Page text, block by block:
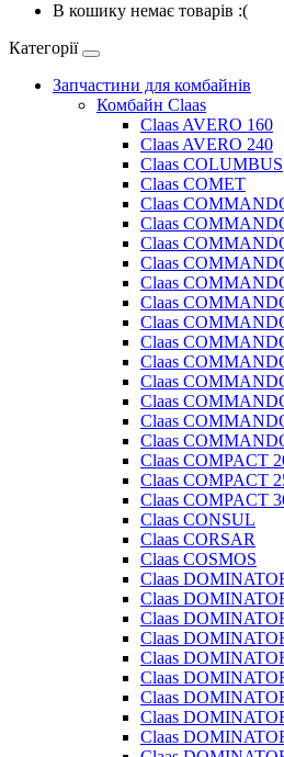
В кошику немає товарів :(
Категорії
Запчастини для комбайнів
Комбайн Claas
Claas AVERO 160
Claas AVERO 240
Claas COLUMBUS
Claas COMET
Claas
Claas
Claas
Claas
Claas
Claas
Claas
Claas
Claas
Claas
Claas
Claas
Claas
Claas COMPACT
Claas COMPACT
Claas COMPACT
Claas CONSUL
Claas CORSAR
Claas COSMOS
Claas
Claas
Claas
Claas
Claas
Claas
Claas
Claas
Claas